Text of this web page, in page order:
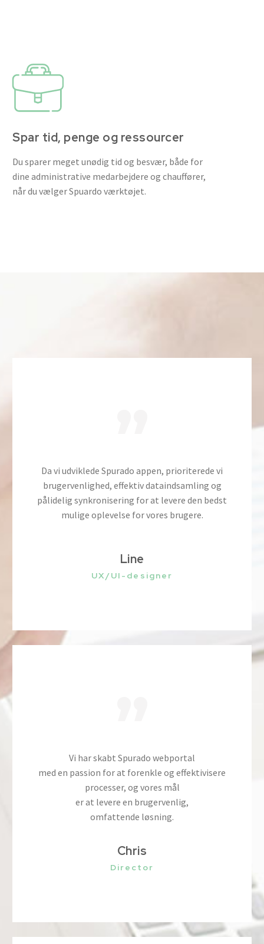
Spar tid, penge og ressourcer
Du sparer meget unødig tid og besvær, både for
dine administrative medarbejdere og chauffører,
når du vælger Spuardo værktøjet.
Da vi udviklede Spurado appen, prioriterede vi
brugervenlighed, effektiv dataindsamling og
pålidelig synkronisering for at levere den bedst
mulige oplevelse for vores brugere.
Line
UX/UI-designer
Vi har skabt Spurado webportal
med en passion for at forenkle og effektivisere
processer, og vores mål
er at levere en brugervenlig,
omfattende løsning.
Chris
Director